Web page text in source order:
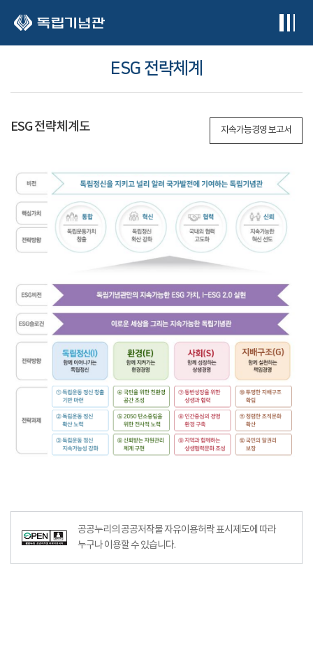
ESG 전략체계
ESG 전략체계도 지속가능경영 보고서
공공누리의 공공저작물 자유이용허락 표시제도에 따라
누구나 이용할 수 있습니다.